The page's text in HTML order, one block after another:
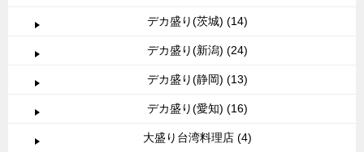
デカ盛り(茨城) (14)
デカ盛り(新潟) (24)
デカ盛り(静岡) (13)
デカ盛り(愛知) (16)
大盛り台湾料理店 (4)